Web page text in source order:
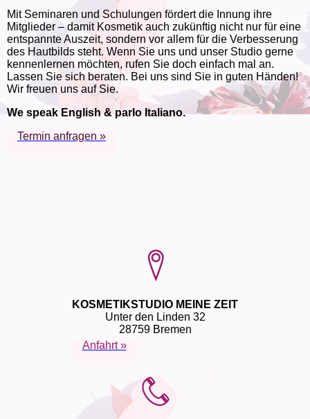
Mit Seminaren und Schulungen fördert die Innung ihre
Mitglieder – damit Kosmetik auch zukünftig nicht nur für eine
ent­spannte Auszeit, sondern vor allem für die Verbesserung
des Haut­bilds steht. Wenn Sie uns und unser Studio gerne
kennen­lernen möchten, rufen Sie doch einfach mal an.
Lassen Sie sich beraten. Bei uns sind Sie in guten Händen!
Wir freuen uns auf Sie.
We speak English & parlo Italiano.
Termin anfragen »
KOSMETIKSTUDIO MEINE ZEIT
Unter den Linden 32
28759 Bremen
Anfahrt »